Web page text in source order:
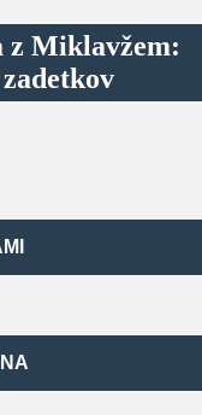
z Miklavžem: